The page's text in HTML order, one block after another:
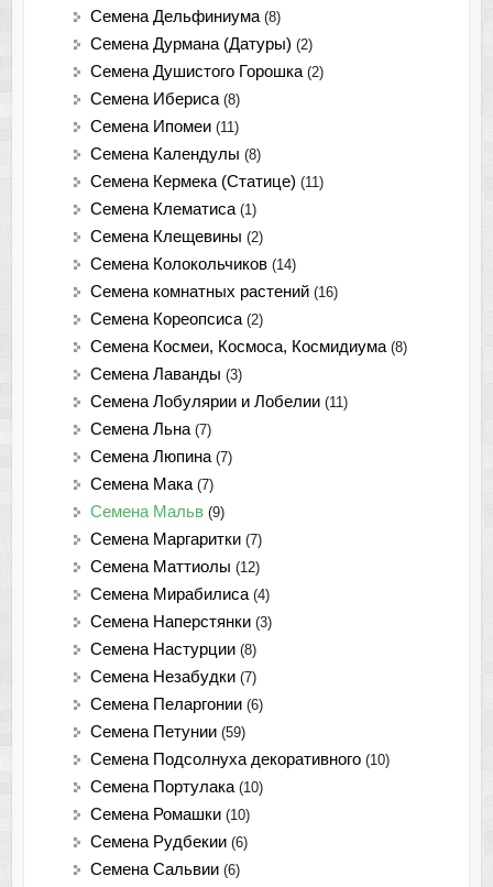
Семена Дельфиниума (8)
Семена Дурмана (Датуры) (2)
Семена Душистого Горошка (2)
Семена Ибериса (8)
Семена Ипомеи (11)
Семена Календулы (8)
Семена Кермека (Статице) (11)
Семена Клематиса (1)
Семена Клещевины (2)
Семена Колокольчиков (14)
Семена комнатных растений (16)
Семена Кореопсиса (2)
Семена Космеи, Космоса, Космидиума (8)
Семена Лаванды (3)
Семена Лобулярии и Лобелии (11)
Семена Льна (7)
Семена Люпина (7)
Семена Мака (7)
Семена Мальв (9)
Семена Маргаритки (7)
Семена Маттиолы (12)
Семена Мирабилиса (4)
Семена Наперстянки (3)
Семена Настурции (8)
Семена Незабудки (7)
Семена Пеларгонии (6)
Семена Петунии (59)
Семена Подсолнуха декоративного (10)
Семена Портулака (10)
Семена Ромашки (10)
Семена Рудбекии (6)
Семена Сальвии (6)